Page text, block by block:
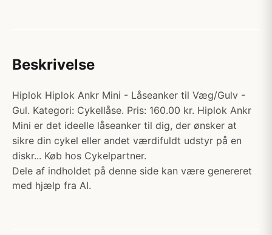
Beskrivelse
Hiplok Hiplok Ankr Mini - Låseanker til Væg/Gulv -
Gul. Kategori: Cykellåse. Pris: 160.00 kr. Hiplok Ankr
Mini er det ideelle låseanker til dig, der ønsker at
sikre din cykel eller andet værdifuldt udstyr på en
diskr... Køb hos Cykelpartner.
Dele af indholdet på denne side kan være genereret
med hjælp fra AI.